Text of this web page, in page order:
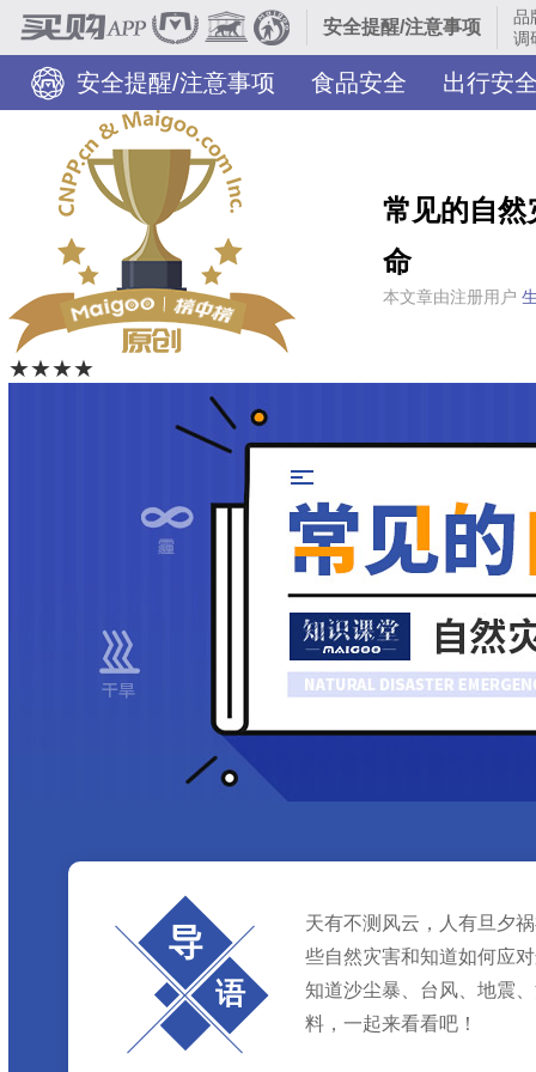
安全提醒/注意事项
品
调
安全提醒/注意事项 食品安全
出行安
危险物品防范
旅游安全
★★★★
常见的自然
命
本文章由注册用户
导
语
天有不测风云，人有旦夕
些自然灾害和知道如何应
知道沙尘暴、台风、地震
料，一起来看看吧！